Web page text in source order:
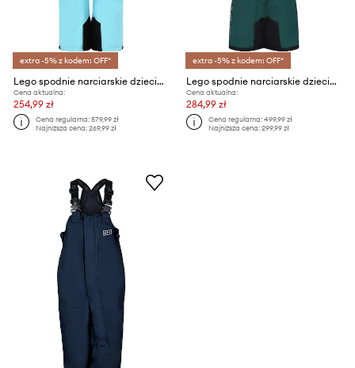
extra -5% z kodem: OFF*
Lego spodnie narciarskie dziecięce
Cena aktualna:
254,99 zł
Cena regularna:579,99 zł
Najniższa cena:269,99 zł
extra -5% z kodem: OFF*
Lego spodnie narciarskie dziecięce
Cena aktualna:
284,99 zł
Cena regularna:499,99 zł
Najniższa cena:299,99 zł